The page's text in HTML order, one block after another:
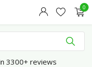
0
3300+ reviews